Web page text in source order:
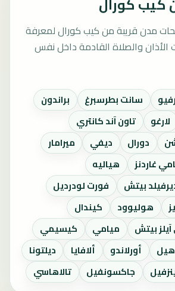
مدن قريبة من كيب كورال لمعرفة
والصلاة القادمة داخل نفس
سانت بطرسبرغ
براندون
لارغو
تاون آند كانتري
دورال ديفي
ميرامار
غاردنز
هياليه
بيتش
فورت لودرديل
هوليوود
كيندال
بيتش ميامي
كيسيمي
أورلاندو ألافايا
ديلتونا
جاكسونفيل تالاهاسي